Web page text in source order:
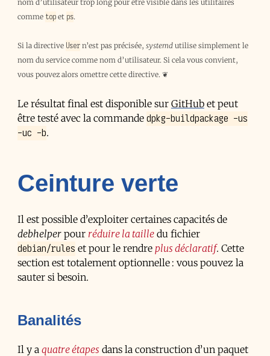
nom d’utilisateur trop long pour être visible dans les utilitaires
comme topet ps.
Si la directive Usern’est pas précisée, systemdutilise simplement le
nom du service comme nom d’utilisateur. Si cela vous convient,
vous pouvez alors omettre cette directive. ❦
Le résultat final est disponible sur GitHubet peut
être testé avec la commande dpkg-buildpackage -us
-uc -b.
Ceinture verte
Il est possible d’exploiter certaines capacités de
debhelperpour réduire la tailledu fichier
debian/rules et pour le rendre plus déclaratif. Cette
section est totalement optionnelle : vous pouvez la
sauter si besoin.
Banalités
Il y a quatre étapesdans la construction d’un paquet